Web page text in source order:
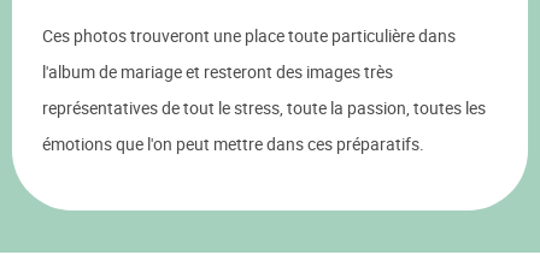
Ces photos trouveront une place toute particulière dans
l'album de mariage et resteront des images très
représentatives de tout le stress, toute la passion, toutes les
émotions que l'on peut mettre dans ces préparatifs.